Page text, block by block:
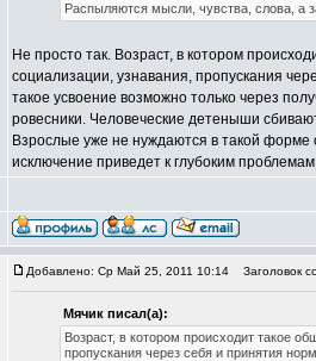
Распыляются мысли, чувства, слова, а
Не просто так. Возраст, в котором
социализации, узнавания, пропускания
такое усвоение возможно только через
ровесники. Человеческие детеныши
Взрослые уже не нуждаются в такой
исключение приведет к глубоким
Добавлено: Ср Май 25, 2011 10:14 Заголовок
Мячик писал(а):
Возраст, в котором происходит такое
пропускания через себя и принятия